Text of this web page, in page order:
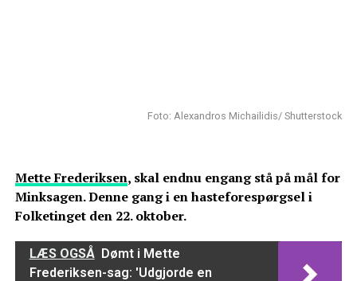
Foto: Alexandros Michailidis/ Shutterstock
Mette Frederiksen, skal endnu engang stå på mål for
Minksagen. Denne gang i en hasteforespørgsel i
Folketinget den 22. oktober.
LÆS OGSÅ Dømt i Mette
Frederiksen-sag: 'Udgjorde en